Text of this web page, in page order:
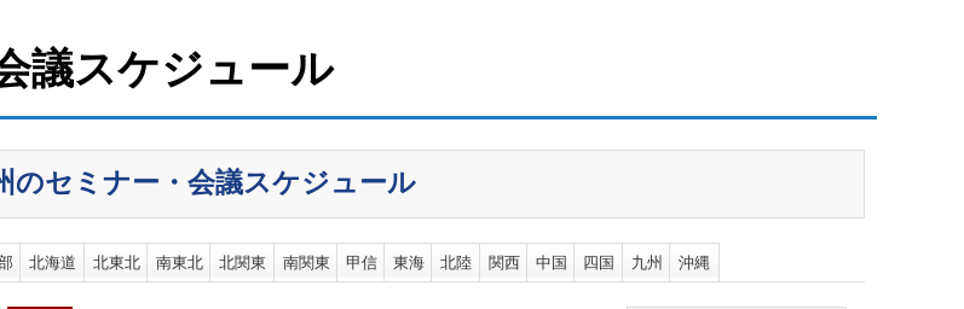
議スケジュール
のセミナー・会議スケジュール
北海道 北東北 南東北 北関東 南関東 甲信 東海 北陸 関西 中国 四国 九州 沖縄